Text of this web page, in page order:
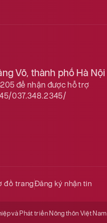
Võ, thành phố Hà Nội
để nhận được hỗ trợ
037.348.2345/
đồ trangĐăng ký nhận tin
và Phát triển Nông thôn Việt Nam